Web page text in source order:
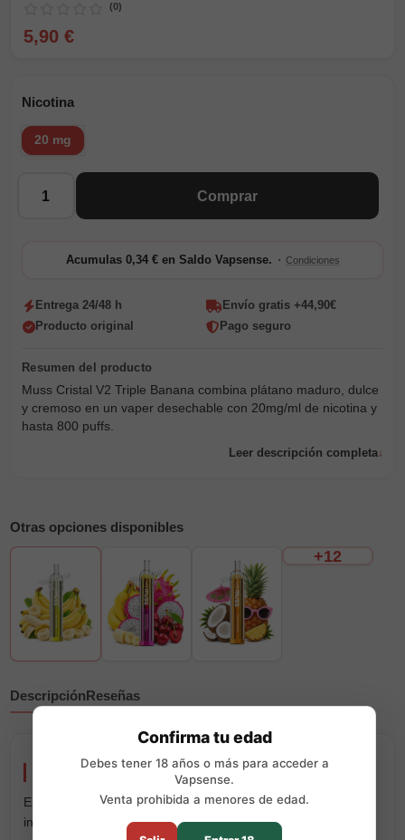
(0)
5,90 €
Nicotina
20 mg
Comprar
Acumulas 0,34 € en Saldo Vapsense. · Condiciones
Entrega 24/48 h
Envío gratis +44,90€
Producto original
Pago seguro
Muss Cristal V2 Triple Banana combina plátano maduro, dulce
y cremoso en un vaper desechable con 20mg/ml de nicotina y
hasta 800 puffs.
Leer descripción completa
Otras opciones disponibles
+12
DescripciónReseñas
Muss Cristal V2 Triple Banana 800 Puffs
El Muss Cristal V2 Triple Bananaconcentra un sabor
intenso a plátano maduro, con una dulzura marcada y un
Confirma tu edad
Debes tener 18 años o más para acceder a
Vapsense.
Venta prohibida a menores de edad.